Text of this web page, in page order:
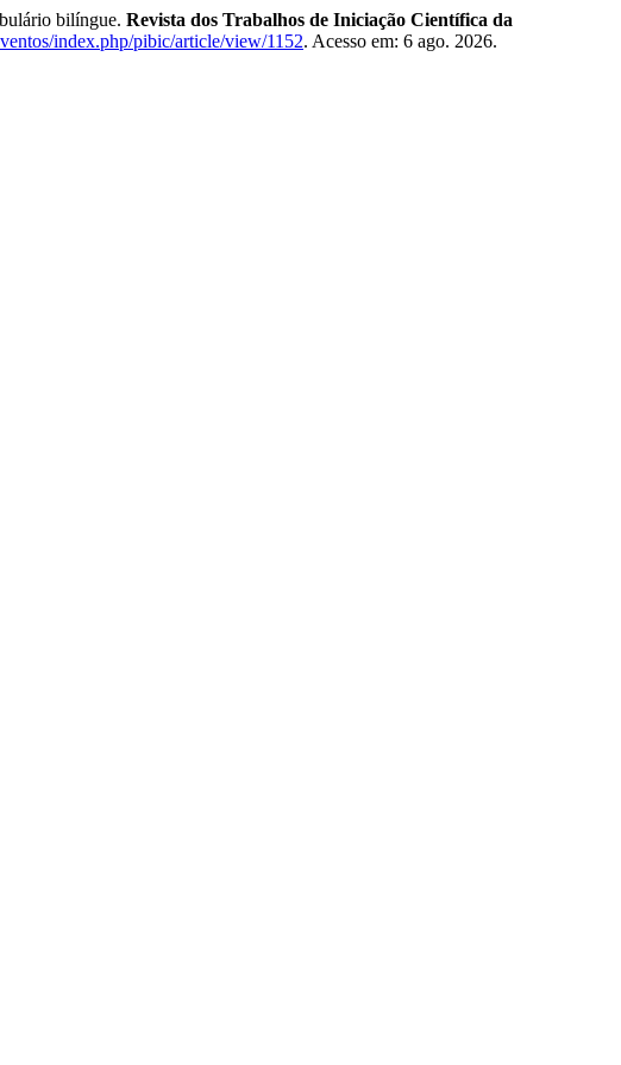
bilíngue. Revista dos Trabalhos de Iniciação Científica da
index.php/pibic/article/view/1152. Acesso em: 6 ago. 2026.